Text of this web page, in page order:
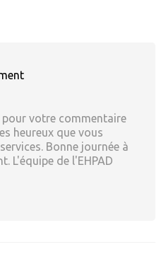
votre commentaire
heureux que vous
Bonne journée à
L'équipe de l'EHPAD